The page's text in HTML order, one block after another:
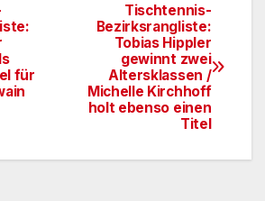
Tischtennis-
Bezirksrangliste:
Tobias Hippler
gewinnt zwei
Altersklassen /
Michelle Kirchhoff
holt ebenso einen
Titel
für